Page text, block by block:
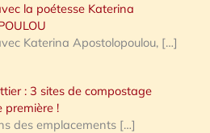
la poétesse Katerina
Katerina Apostolopoulou, […]
: 3 sites de compostage
première !
des emplacements […]